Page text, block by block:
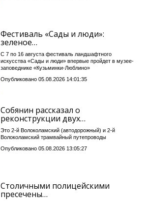
Фестиваль «Сады и люди»:
зеленое…
С 7 по 16 августа фестиваль ландшафтного
искусства «Сады и люди» впервые пройдет в музее-
заповеднике «Кузьминки-Люблино»
Опубликовано 05.08.2026 14:01:35
Собянин рассказал о
реконструкции двух…
Это 2-й Волоколамский (автодорожный) и 2-й
Волоколамский трамвайный путепроводы
Опубликовано 05.08.2026 13:05:27
Столичными полицейскими
пресечены…